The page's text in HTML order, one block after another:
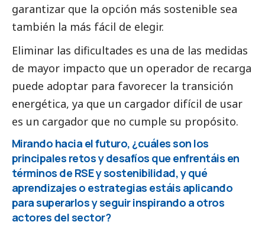
garantizar que la opción más sostenible sea
también la más fácil de elegir.
Eliminar las dificultades es una de las medidas
de mayor impacto que un operador de recarga
puede adoptar para favorecer la transición
energética, ya que un cargador difícil de usar
es un cargador que no cumple su propósito.
Mirando hacia el futuro, ¿cuáles son los
principales retos y desafíos que enfrentáis en
términos de RSE y sostenibilidad, y qué
aprendizajes o estrategias estáis aplicando
para superarlos y seguir inspirando a otros
actores del sector?